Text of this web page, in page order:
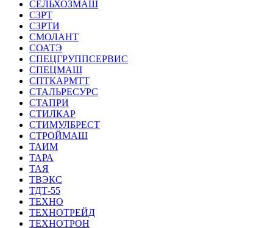
СЕЛЬХОЗМАШ
СЗРТ
СЗРТИ
СМОЛАНТ
СОАТЭ
СПЕЦГРУППСЕРВИС
СПЕЦМАШ
СПТКАРМТТ
СТАЛЬРЕСУРС
СТАПРИ
СТИЛКАР
СТИМУЛБРЕСТ
СТРОЙМАШ
ТАИМ
ТАРА
ТАЯ
ТВЭКС
ТДТ-55
ТЕХНО
ТЕХНОТРЕЙД
ТЕХНОТРОН